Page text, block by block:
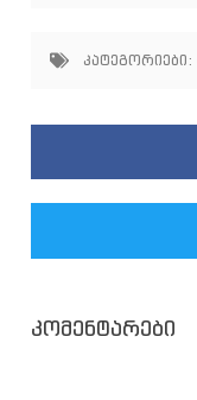
კატეგორიები:
კომენტარები